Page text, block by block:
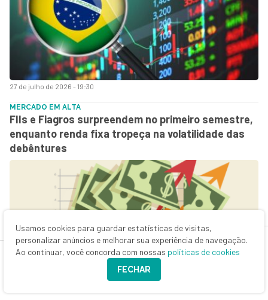
27 de julho de 2026 - 19:30
MERCADO EM ALTA
FIIs e Fiagros surpreendem no primeiro semestre,
enquanto renda fixa tropeça na volatilidade das
debêntures
Usamos cookies para guardar estatísticas de visitas,
personalizar anúncios e melhorar sua experiência de navegação.
Ao continuar, você concorda com nossas políticas de cookies
FECHAR